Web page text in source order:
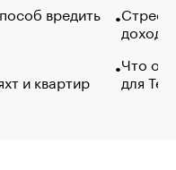
вредить
и квартир
Что
для